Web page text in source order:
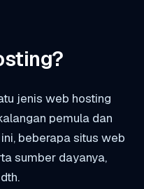
jenis web hosting
pemula dan
beberapa situs web
sumber dayanya,